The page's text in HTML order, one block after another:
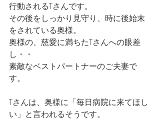
行動されるTさんです。
その後をしっかり見守り、時に後始末
をされている奥様。
奥様の、慈愛に満ちたTさんへの眼差
し・・
素敵なベストパートナーのご夫妻で
す。
Tさんは、奥様に「毎日病院に来てほし
い」と言われるそうです。